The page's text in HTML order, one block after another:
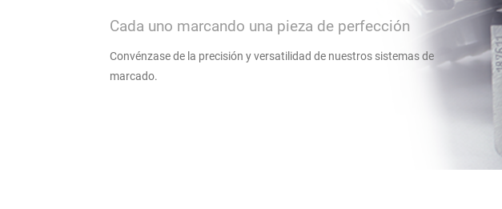
Cada uno marcando una pieza de perfección
Convénzase de la precisión y versatilidad de nuestros sistemas de
marcado.